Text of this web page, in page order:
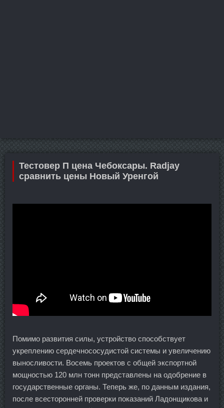
Тестовер П цена Чебоксары. Radjay
сравнить цены Новый Уренгой
Помимо развития силы, устройство способствует
укреплению сердечнососудистой системы и увеличению
выносливости. Восемь проектов с общей экспортной
мощностью 120 млн тонн представлены на одобрение в
государственные органы. Теперь же, по данным издания,
после всесторонней проверки показаний Ладонщикова и